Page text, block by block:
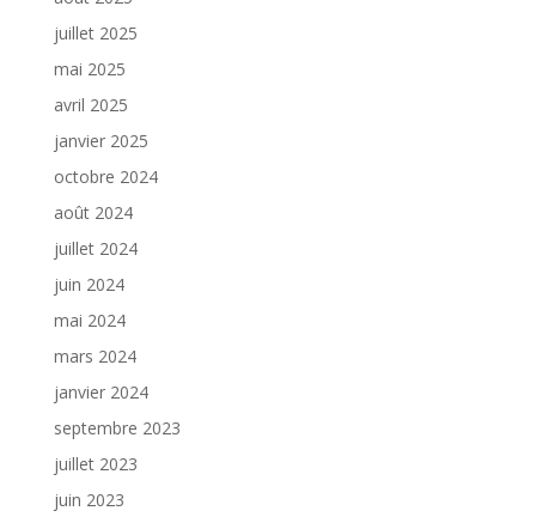
juillet 2025
mai 2025
avril 2025
janvier 2025
octobre 2024
août 2024
juillet 2024
juin 2024
mai 2024
mars 2024
janvier 2024
septembre 2023
juillet 2023
juin 2023